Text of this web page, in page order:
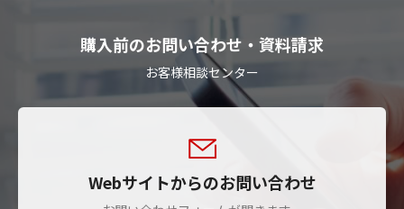
購入前のお問い合わせ・資料請求
お客様相談センター
Webサイトからのお問い合わせ